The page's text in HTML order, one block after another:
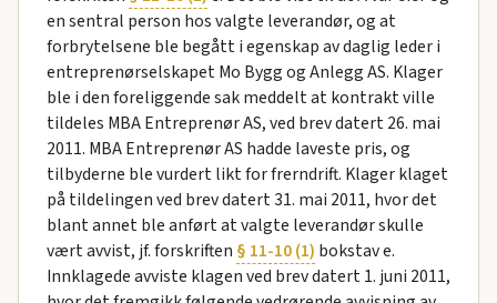
en sentral person hos valgte leverandør, og at
forbrytelsene ble begått i egenskap av daglig leder i
entreprenørselskapet Mo Bygg og Anlegg AS. Klager
ble i den foreliggende sak meddelt at kontrakt ville
tildeles MBA Entreprenør AS, ved brev datert 26. mai
2011. MBA Entreprenør AS hadde laveste pris, og
tilbyderne ble vurdert likt for frerndrift. Klager klaget
på tildelingen ved brev datert 31. mai 2011, hvor det
blant annet ble anført at valgte leverandør skulle
vært avvist, jf. forskriften § 11-10 (1) bokstav e.
Innklagede avviste klagen ved brev datert 1. juni 2011,